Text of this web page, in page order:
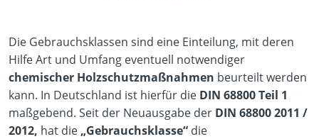
Die Gebrauchsklassen sind eine Einteilung, mit deren
Hilfe Art und Umfang eventuell notwendiger
chemischer Holzschutzmaßnahmen beurteilt werden
kann. In Deutschland ist hierfür die DIN 68800 Teil 1
maßgebend. Seit der Neuausgabe der DIN 68800 2011 /
2012, hat die „Gebrauchsklasse“ die